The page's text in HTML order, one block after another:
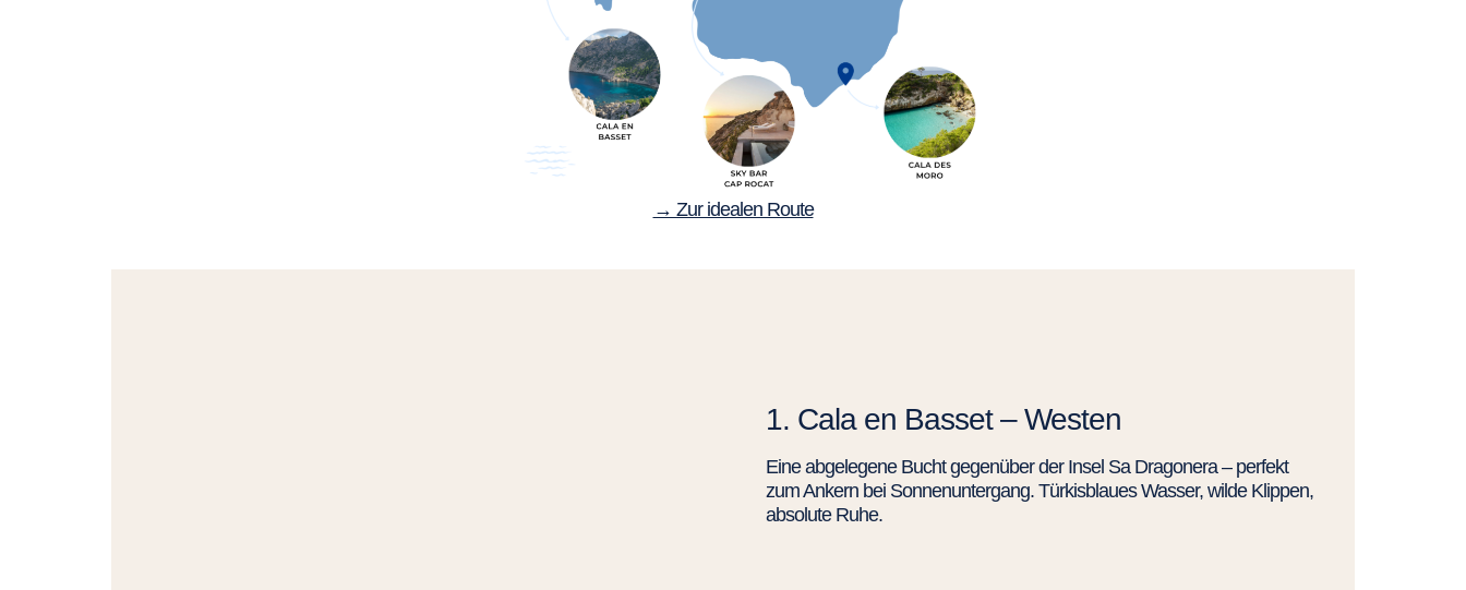
→ Zur idealen Route
1. Cala en Basset – Westen
Eine abgelegene Bucht gegenüber der Insel Sa Dragonera – perfekt
zum Ankern bei Sonnenuntergang. Türkisblaues Wasser, wilde Klippen,
absolute Ruhe.